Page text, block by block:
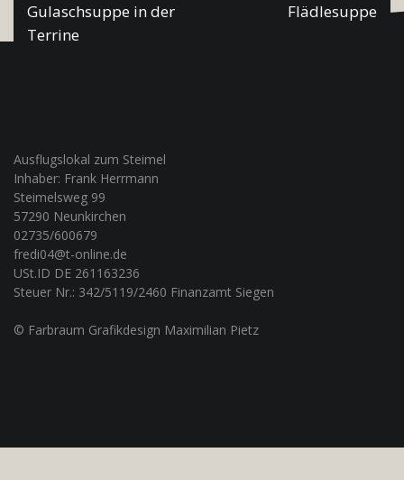
Gulaschsuppe in der
Terrine
Flädlesuppe
Ausflugslokal zum Steimel
Inhaber: Frank Herrmann
Steimelsweg 99
57290 Neunkirchen
02735/600679
fredi04@t-online.de
USt.ID DE 261163236
Steuer Nr.: 342/5119/2460 Finanzamt Siegen
© Farbraum Grafikdesign Maximilian Pietz